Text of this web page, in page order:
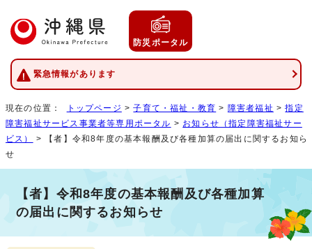
防災ポータル
緊急情報があります
現在の位置： トップページ >子育て・福祉・教育 > 障害者福祉 >指定
障害福祉サービス事業者等専用ポータル > お知らせ（指定障害福祉サー
ビス）
> 【者】令和8年度の基本報酬及び各種加算の届出に関するお知ら
せ
【者】令和8年度の基本報酬及び各種加算
の届出に関するお知らせ